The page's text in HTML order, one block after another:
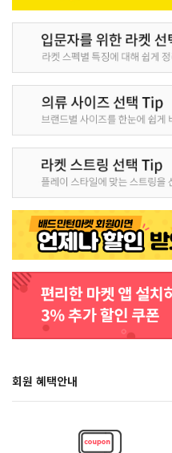
회원 혜택안내